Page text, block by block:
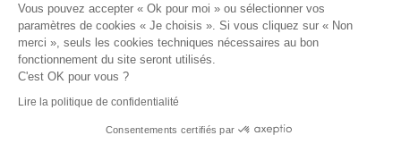
FACEBOOK INSTAGRAM YOUTUBE
LINKEDIN
MACAP - 557 Avenue des Bousquets 83390 Cuers -
Vous pouvez accepter « Ok pour moi » ou sélectionner vos
paramètres de cookies « Je choisis ». Si vous cliquez sur « Non
merci », seuls les cookies techniques nécessaires au bon
fonctionnement du site seront utilisés.
C'est OK pour vous ?
Lire la politique de confidentialité
Consentements certifiés par